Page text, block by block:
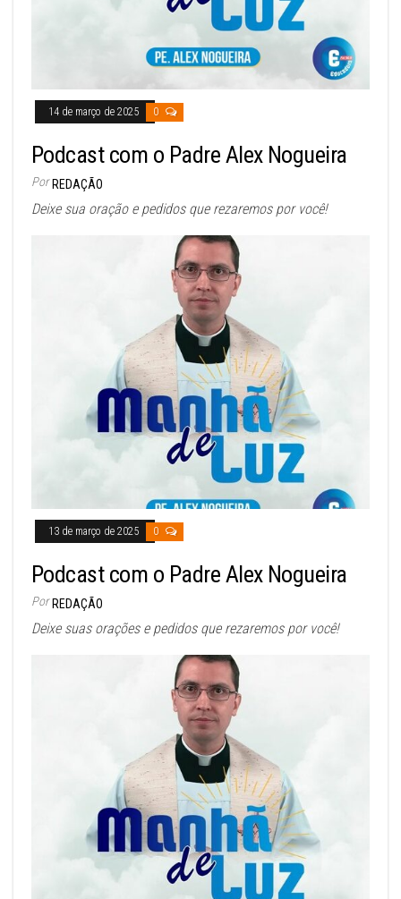
14 de março de 2025 0
Podcast com o Padre Alex Nogueira
Por REDAÇÃO
Deixe sua oração e pedidos que rezaremos por você!
13 de março de 2025 0
Podcast com o Padre Alex Nogueira
Por REDAÇÃO
Deixe suas orações e pedidos que rezaremos por você!